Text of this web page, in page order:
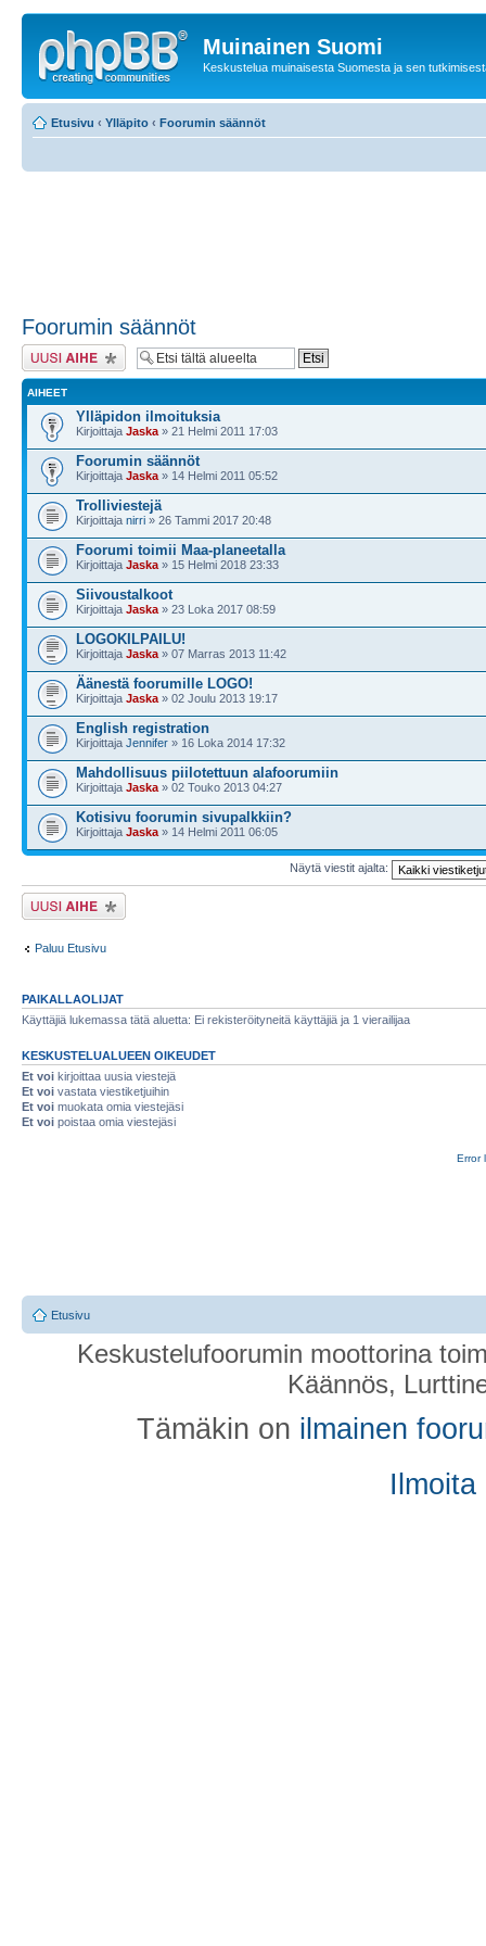
Muinainen Suomi
Keskustelua muinaisesta Suomesta ja sen
Etusivu ‹ Ylläpito ‹ Foorumin säännöt
Foorumin säännöt
Lähetä uusi viesti
AIHEET
Ylläpidon ilmoituksia
Kirjoittaja Jaska » 21 Helmi 2011 17:03
Foorumin säännöt
Kirjoittaja Jaska » 14 Helmi 2011 05:52
Trolliviestejä
Kirjoittaja nirri » 26 Tammi 2017 20:48
Foorumi toimii Maa-planeetalla
Kirjoittaja Jaska » 15 Helmi 2018 23:33
Siivoustalkoot
Kirjoittaja Jaska » 23 Loka 2017 08:59
LOGOKILPAILU!
Kirjoittaja Jaska » 07 Marras 2013 11:42
Äänestä foorumille LOGO!
Kirjoittaja Jaska » 02 Joulu 2013 19:17
English registration
Kirjoittaja Jennifer » 16 Loka 2014 17:32
Mahdollisuus piilotettuun alafoorumiin
Kirjoittaja Jaska » 02 Touko 2013 04:27
Kotisivu foorumin sivupalkkiin?
Kirjoittaja Jaska » 14 Helmi 2011 06:05
Näytä viestit ajalta:
Lähetä uusi viesti
Paluu Etusivu
PAIKALLAOLIJAT
Käyttäjiä lukemassa tätä aluetta: Ei rekisteröityneitä käyttäjiä ja 1 vierailijaa
KESKUSTELUALUEEN OIKEUDET
Et voi kirjoittaa uusia viestejä
Et voi vastata viestiketjuihin
Et voi muokata omia viestejäsi
Et voi poistaa omia viestejäsi
Error
Etusivu
Keskustelufoorumin moottorina
Käännös,
Tämäkin on ilmainen